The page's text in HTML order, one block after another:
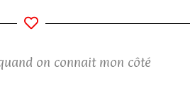
on connait mon côté